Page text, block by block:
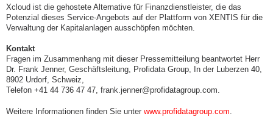
Xcloud ist die gehostete Alternative für Finanzdienstleister, die das
Potenzial dieses Service-Angebots auf der Plattform von XENTIS für die
Verwaltung der Kapitalanlagen ausschöpfen möchten.
Kontakt
Fragen im Zusammenhang mit dieser Pressemitteilung beantwortet Herr
Dr. Frank Jenner, Geschäftsleitung, Profidata Group, In der Luberzen 40,
8902 Urdorf, Schweiz,
Telefon +41 44 736 47 47, frank.jenner@profidatagroup.com.
Weitere Informationen finden Sie unter www.profidatagroup.com